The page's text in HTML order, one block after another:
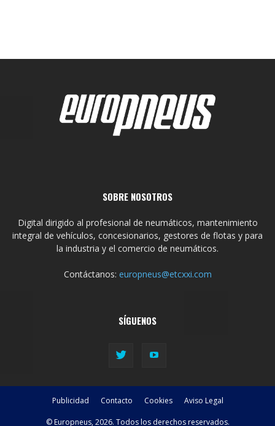
SOBRE NOSOTROS
Digital dirigido al profesional de neumáticos, mantenimiento
integral de vehículos, concesionarios, gestores de flotas y para
la industria y el comercio de neumáticos.
Contáctanos: europneus@etcxxi.com
SÍGUENOS
Publicidad Contacto Cookies Aviso Legal
© Europneus, 2026. Todos los derechos reservados.